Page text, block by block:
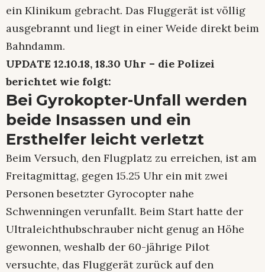
ein Klinikum gebracht. Das Fluggerät ist völlig
ausgebrannt und liegt in einer Weide direkt beim
Bahndamm.
UPDATE 12.10.18, 18.30 Uhr – die Polizei
berichtet wie folgt:
Bei Gyrokopter-Unfall werden
beide Insassen und ein
Ersthelfer leicht verletzt
Beim Versuch, den Flugplatz zu erreichen, ist am
Freitagmittag, gegen 15.25 Uhr ein mit zwei
Personen besetzter Gyrocopter nahe
Schwenningen verunfallt. Beim Start hatte der
Ultraleichthubschrauber nicht genug an Höhe
gewonnen, weshalb der 60-jährige Pilot
versuchte, das Fluggerät zurück auf den